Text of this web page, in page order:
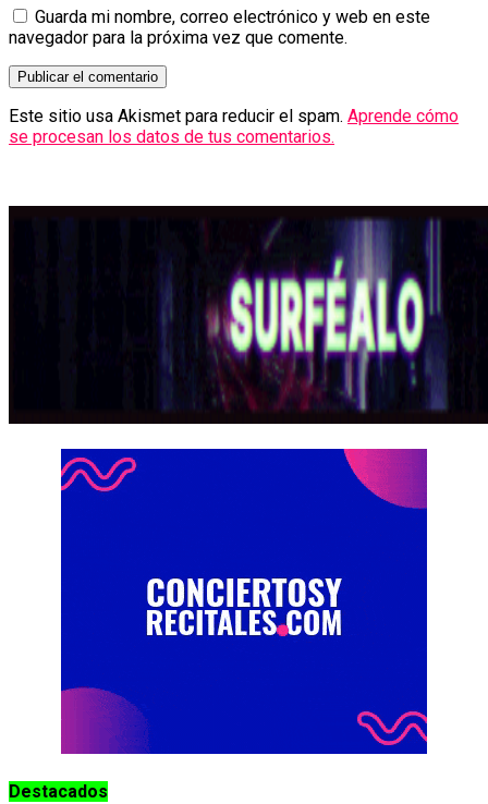
Guarda mi nombre, correo electrónico y web en este
navegador para la próxima vez que comente.
Este sitio usa Akismet para reducir el spam. Aprende cómo
se procesan los datos de tus comentarios.
Destacados